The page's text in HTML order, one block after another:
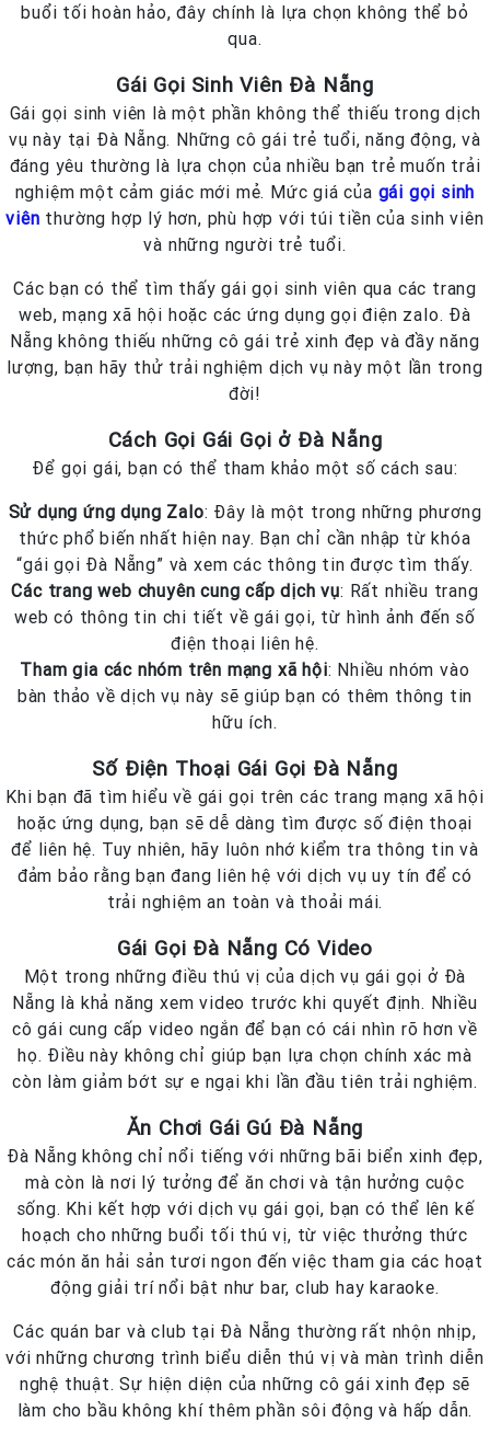
buổi tối hoàn hảo, đây chính là lựa chọn không thể bỏ
qua.
Gái Gọi Sinh Viên Đà Nẵng
Gái gọi sinh viên là một phần không thể thiếu trong dịch
vụ này tại Đà Nẵng. Những cô gái trẻ tuổi, năng động, và
đáng yêu thường là lựa chọn của nhiều bạn trẻ muốn trải
nghiệm một cảm giác mới mẻ. Mức giá của gái gọi sinh
viên thường hợp lý hơn, phù hợp với túi tiền của sinh viên
và những người trẻ tuổi.
Các bạn có thể tìm thấy gái gọi sinh viên qua các trang
web, mạng xã hội hoặc các ứng dụng gọi điện zalo. Đà
Nẵng không thiếu những cô gái trẻ xinh đẹp và đầy năng
lượng, bạn hãy thử trải nghiệm dịch vụ này một lần trong
đời!
Cách Gọi Gái Gọi ở Đà Nẵng
Để gọi gái, bạn có thể tham khảo một số cách sau:
Sử dụng ứng dụng Zalo: Đây là một trong những phương
thức phổ biến nhất hiện nay. Bạn chỉ cần nhập từ khóa
“gái gọi Đà Nẵng” và xem các thông tin được tìm thấy.
Các trang web chuyên cung cấp dịch vụ: Rất nhiều trang
web có thông tin chi tiết về gái gọi, từ hình ảnh đến số
điện thoại liên hệ.
Tham gia các nhóm trên mạng xã hội: Nhiều nhóm vào
bàn thảo về dịch vụ này sẽ giúp bạn có thêm thông tin
hữu ích.
Số Điện Thoại Gái Gọi Đà Nẵng
Khi bạn đã tìm hiểu về gái gọi trên các trang mạng xã hội
hoặc ứng dụng, bạn sẽ dễ dàng tìm được số điện thoại
để liên hệ. Tuy nhiên, hãy luôn nhớ kiểm tra thông tin và
đảm bảo rằng bạn đang liên hệ với dịch vụ uy tín để có
trải nghiệm an toàn và thoải mái.
Gái Gọi Đà Nẵng Có Video
Một trong những điều thú vị của dịch vụ gái gọi ở Đà
Nẵng là khả năng xem video trước khi quyết định. Nhiều
cô gái cung cấp video ngắn để bạn có cái nhìn rõ hơn về
họ. Điều này không chỉ giúp bạn lựa chọn chính xác mà
còn làm giảm bớt sự e ngại khi lần đầu tiên trải nghiệm.
Ăn Chơi Gái Gú Đà Nẵng
Đà Nẵng không chỉ nổi tiếng với những bãi biển xinh đẹp,
mà còn là nơi lý tưởng để ăn chơi và tận hưởng cuộc
sống. Khi kết hợp với dịch vụ gái gọi, bạn có thể lên kế
hoạch cho những buổi tối thú vị, từ việc thưởng thức
các món ăn hải sản tươi ngon đến việc tham gia các hoạt
động giải trí nổi bật như bar, club hay karaoke.
Các quán bar và club tại Đà Nẵng thường rất nhộn nhịp,
với những chương trình biểu diễn thú vị và màn trình diễn
nghệ thuật. Sự hiện diện của những cô gái xinh đẹp sẽ
làm cho bầu không khí thêm phần sôi động và hấp dẫn.